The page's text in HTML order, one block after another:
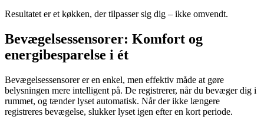
Resultatet er et køkken, der tilpasser sig dig – ikke omvendt.
Bevægelsessensorer: Komfort og
energibesparelse i ét
Bevægelsessensorer er en enkel, men effektiv måde at gøre
belysningen mere intelligent på. De registrerer, når du bevæger dig i
rummet, og tænder lyset automatisk. Når der ikke længere
registreres bevægelse, slukker lyset igen efter en kort periode.